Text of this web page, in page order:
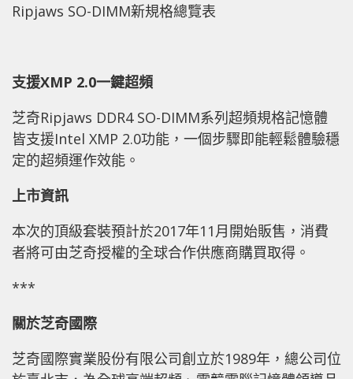
Ripjaws SO-DIMM新規格總覽表
支援XMP 2.0一鍵超頻
芝奇Ripjaws DDR4 SO-DIMM系列超頻規格記憶體
皆支援Intel XMP 2.0功能，一個步驟即能輕鬆體驗穩
定的超頻運作效能。
上市資訊
本次的頂級套裝預計於2017年11月開始販售，消費
者將可由芝奇授權的全球合作供應商購買取得。
***
關於芝奇國際
芝奇國際實業股份有限公司創立於1989年，總公司位